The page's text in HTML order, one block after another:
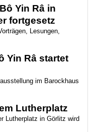
Yin Râ in
fortgesetz
Lesungen,
Yin Râ startet
im Barockhaus
Lutherplatz
Lutherplatz in Görlitz wird